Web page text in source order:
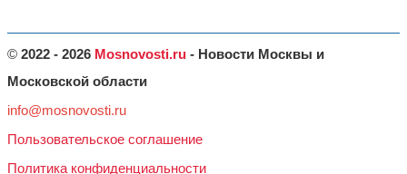
© 2022 - 2026 Mosnovosti.ru - Новости Москвы и
Московской области
info@mosnovosti.ru
Пользовательское соглашение
Политика конфиденциальности